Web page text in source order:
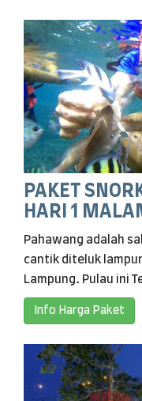
PAKET
HARI 1
Pahawang adalah
cantik diteluk
Lampung. Pulau ini
Info Harga Paket